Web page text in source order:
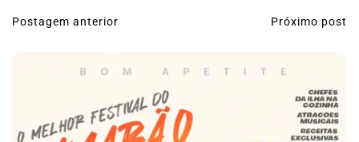
N
g
Postagem anterior Próximo post